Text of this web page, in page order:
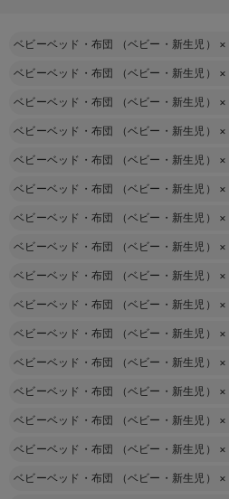
ベビーベッド・布団 （ベビー・新生児） ×
ベビーベッド・布団 （ベビー・新生児） ×
ベビーベッド・布団 （ベビー・新生児） ×
ベビーベッド・布団 （ベビー・新生児） ×
ベビーベッド・布団 （ベビー・新生児） ×
ベビーベッド・布団 （ベビー・新生児） ×
ベビーベッド・布団 （ベビー・新生児） ×
ベビーベッド・布団 （ベビー・新生児） ×
ベビーベッド・布団 （ベビー・新生児） ×
ベビーベッド・布団 （ベビー・新生児） ×
ベビーベッド・布団 （ベビー・新生児） ×
ベビーベッド・布団 （ベビー・新生児） ×
ベビーベッド・布団 （ベビー・新生児） ×
ベビーベッド・布団 （ベビー・新生児） ×
ベビーベッド・布団 （ベビー・新生児） ×
ベビーベッド・布団 （ベビー・新生児） ×